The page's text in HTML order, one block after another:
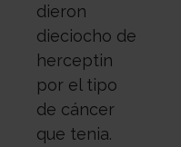
dieron
dieciocho de
herceptin
por el tipo
de cáncer
que tenia.